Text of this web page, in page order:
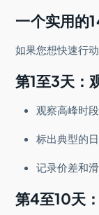
一个实用的
如果您想快速行
第1至3天：
观察高峰时
标出典型的
记录价差和
第4至10天